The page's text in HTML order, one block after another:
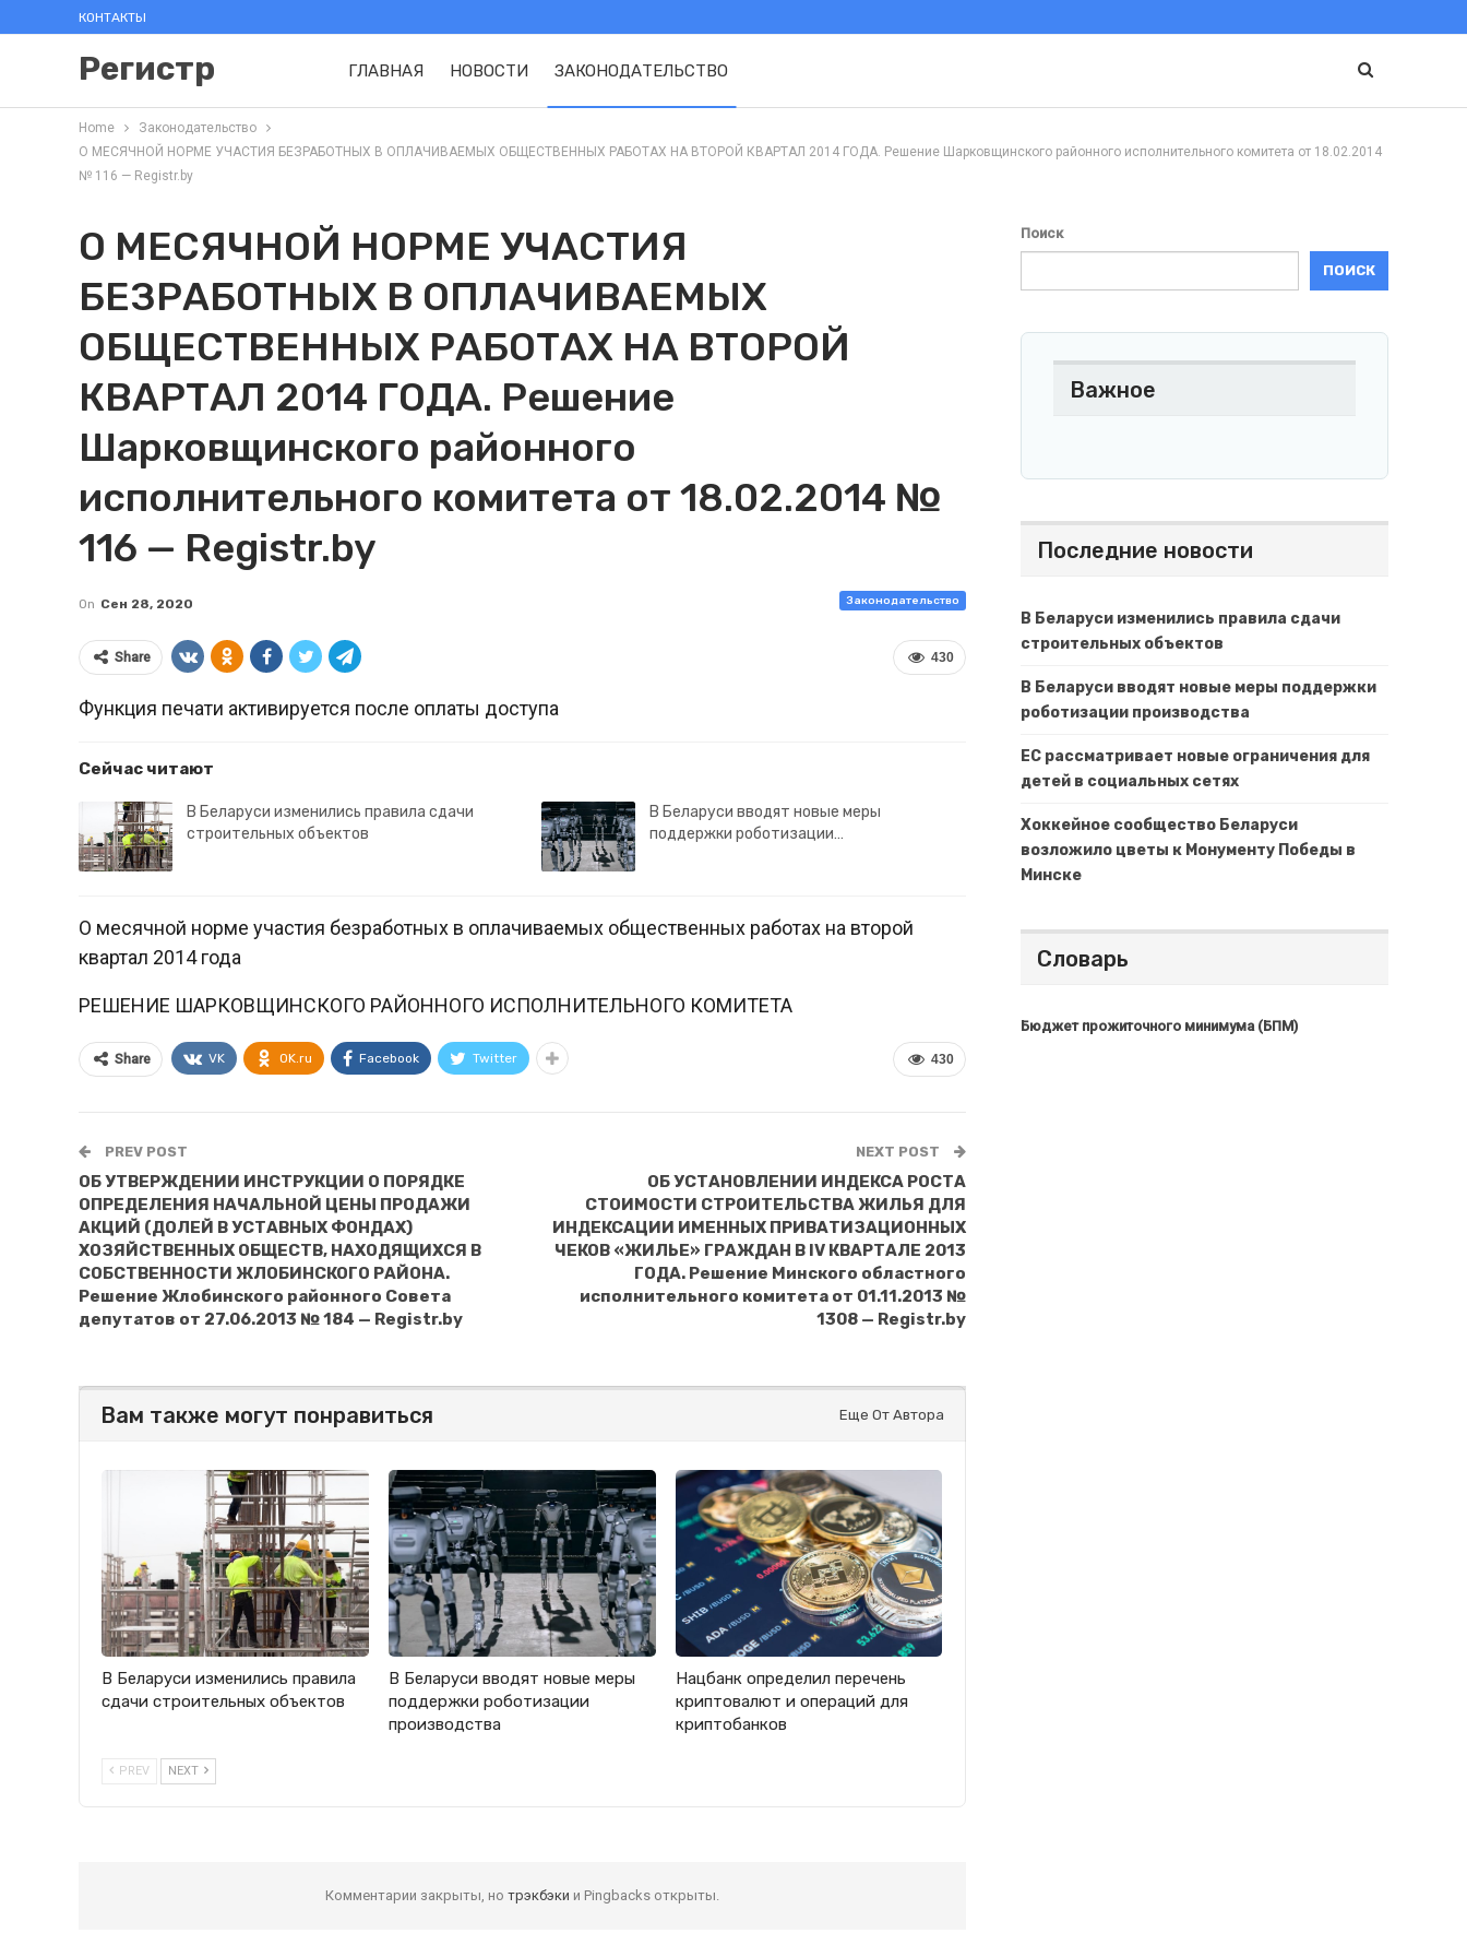
КОНТАКТЫ
Регистр ГЛАВНАЯ НОВОСТИ ЗАКОНОДАТЕЛЬСТВО
Home
Законодательство
О МЕСЯЧНОЙ НОРМЕ УЧАСТИЯ БЕЗРАБОТНЫХ В ОПЛАЧИВАЕМЫХ ОБЩЕСТВЕННЫХ РАБОТАХ НА ВТОРОЙ КВАРТАЛ 2014 ГОДА. Решение Шарковщинского районного исполнительного комитета от 18.02.2014
№ 116 — Registr.by
О МЕСЯЧНОЙ НОРМЕ УЧАСТИЯ
БЕЗРАБОТНЫХ В ОПЛАЧИВАЕМЫХ
ОБЩЕСТВЕННЫХ РАБОТАХ НА ВТОРОЙ
КВАРТАЛ 2014 ГОДА. Решение
Шарковщинского районного
исполнительного комитета от 18.02.2014 №
116 — Registr.by
Законодательство
On Сен 28, 2020
430
Share
Функция печати активируется после оплаты доступа
Сейчас читают
В Беларуси изменились правила сдачи
строительных объектов
В Беларуси вводят новые меры
поддержки роботизации…
О месячной норме участия безработных в оплачиваемых общественных работах на второй
квартал 2014 года
РЕШЕНИЕ ШАРКОВЩИНСКОГО РАЙОННОГО ИСПОЛНИТЕЛЬНОГО КОМИТЕТА
430
Share VK OK.ru Facebook Twitter
PREV POST
ОБ УТВЕРЖДЕНИИ ИНСТРУКЦИИ О ПОРЯДКЕ
ОПРЕДЕЛЕНИЯ НАЧАЛЬНОЙ ЦЕНЫ ПРОДАЖИ
АКЦИЙ (ДОЛЕЙ В УСТАВНЫХ ФОНДАХ)
ХОЗЯЙСТВЕННЫХ ОБЩЕСТВ, НАХОДЯЩИХСЯ В
СОБСТВЕННОСТИ ЖЛОБИНСКОГО РАЙОНА.
Решение Жлобинского районного Совета
депутатов от 27.06.2013 № 184 — Registr.by
NEXT POST
ОБ УСТАНОВЛЕНИИ ИНДЕКСА РОСТА
СТОИМОСТИ СТРОИТЕЛЬСТВА ЖИЛЬЯ ДЛЯ
ИНДЕКСАЦИИ ИМЕННЫХ ПРИВАТИЗАЦИОННЫХ
ЧЕКОВ «ЖИЛЬЕ» ГРАЖДАН В IV КВАРТАЛЕ 2013
ГОДА. Решение Минского областного
исполнительного комитета от 01.11.2013 №
1308 — Registr.by
Вам также могут понравиться Еще От Автора
В Беларуси изменились правила
сдачи строительных объектов
В Беларуси вводят новые меры
поддержки роботизации
производства
Нацбанк определил перечень
криптовалют и операций для
криптобанков
PREV NEXT
Комментарии закрыты, но трэкбэки и Pingbacks открыты.
Поиск
ПОИСК
Важное
Последние новости
В Беларуси изменились правила сдачи
строительных объектов
В Беларуси вводят новые меры поддержки
роботизации производства
ЕС рассматривает новые ограничения для
детей в социальных сетях
Хоккейное сообщество Беларуси
возложило цветы к Монументу Победы в
Минске
Словарь
Бюджет прожиточного минимума (БПМ)